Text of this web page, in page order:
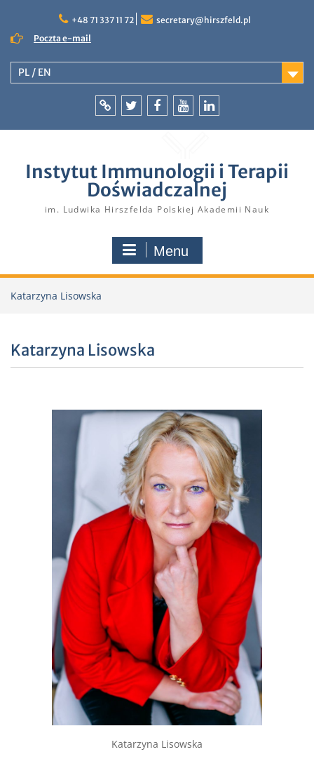
content
+48 71 337 11 72
secretary@hirszfeld.pl
Poczta e-mail
PL / EN
Instytut Immunologii i Terapii
Doświadczalnej
im. Ludwika Hirszfelda Polskiej Akademii Nauk
Menu
Katarzyna Lisowska
Katarzyna Lisowska
Katarzyna Lisowska